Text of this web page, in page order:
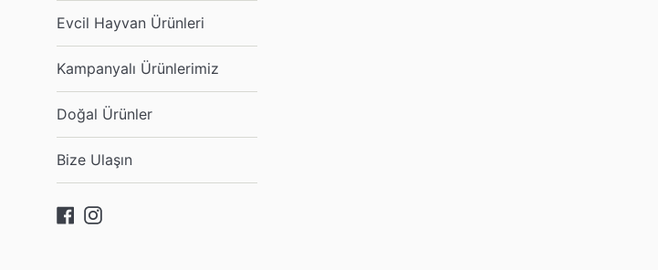
Evcil Hayvan Ürünleri
Kampanyalı Ürünlerimiz
Doğal Ürünler
Bize Ulaşın
Facebook
Instagram